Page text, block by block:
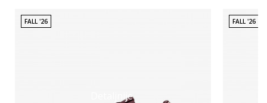
Detaljnije
FALL '26 FALL '26